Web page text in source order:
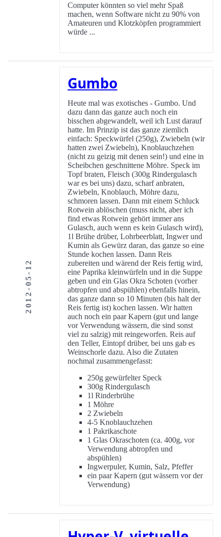
Computer könnten so viel mehr Spaß
machen, wenn Software nicht zu 90% von
Amateuren und Klotzköpfen programmiert
würde ...
2012-05-12
Gumbo
Heute mal was exotisches - Gumbo. Und
dazu dann das ganze auch noch ein
bisschen abgewandelt, weil ich Lust darauf
hatte. Im Prinzip ist das ganze ziemlich
einfach: Speckwürfel (250g), Zwiebeln (wir
hatten zwei Zwiebeln), Knoblauchzehen
(nicht zu geizig mit denen sein!) und eine in
Scheibchen geschnittene Möhre. Speck im
Topf braten, Fleisch (300g Rindergulasch
war es bei uns) dazu, scharf anbraten,
Zwiebeln, Knoblauch, Möhre dazu,
schmoren lassen. Dann mit einem Schluck
Rotwein ablöschen (muss nicht, aber ich
find etwas Rotwein gehört immer ans
Gulasch, auch wenn es kein Gulasch wird),
1l Brühe drüber, Lohrbeerblatt, Ingwer und
Kumin als Gewürz daran, das ganze so eine
Stunde kochen lassen. Dann Reis
zubereiten und wärend der Reis fertig wird,
eine Paprika kleinwürfeln und in die Suppe
geben und ein Glas Okra Schoten (vorher
abtropfen und abspühlen) ebenfalls hinein,
das ganze dann so 10 Minuten (bis halt der
Reis fertig ist) kochen lassen. Wir hatten
auch noch ein paar Kapern (gut und lange
vor Verwendung wässern, die sind sonst
viel zu salzig) mit reingeworfen. Reis auf
den Teller, Eintopf drüber, bei uns gab es
Weinschorle dazu. Also die Zutaten
nochmal zusammengefasst:
250g gewürfelter Speck
300g Rindergulasch
1l Rinderbrühe
1 Möhre
2 Zwiebeln
4-5 Knoblauchzehen
1 Pakrikaschote
1 Glas Okraschoten (ca. 400g, vor
Verwendung abtropfen und
abspühlen)
Ingwerpuler, Kumin, Salz, Pfeffer
ein paar Kapern (gut wässern vor der
Verwendung)